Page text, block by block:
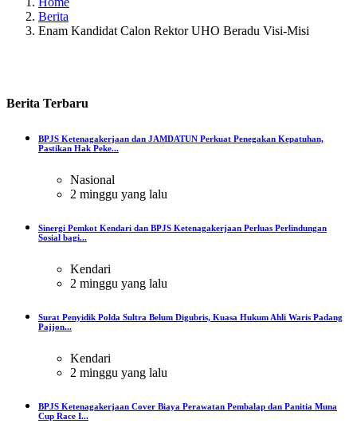
Berita
Enam Kandidat Calon Rektor UHO Beradu Visi-Misi
Berita Terbaru
BPJS Ketenagakerjaan dan JAMDATUN Perkuat Penegakan Kepatuhan,
Pastikan Hak Peke...
Nasional
2 minggu yang lalu
Sinergi Pemkot Kendari dan BPJS Ketenagakerjaan Perluas Perlindungan
Sosial bagi...
Kendari
2 minggu yang lalu
Surat Penyidik Polda Sultra Belum Digubris, Kuasa Hukum Ahli Waris Padang
Pajjon...
Kendari
2 minggu yang lalu
BPJS Ketenagakerjaan Cover Biaya Perawatan Pembalap dan Panitia Muna
Cup Race I...